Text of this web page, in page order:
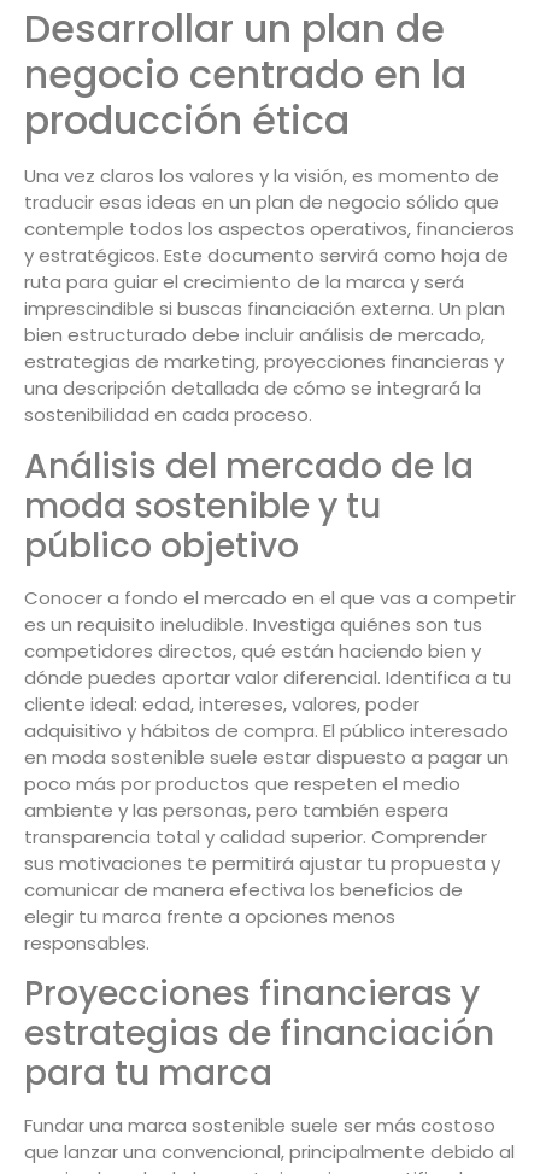
Desarrollar un plan de
negocio centrado en la
producción ética
Una vez claros los valores y la visión, es momento de
traducir esas ideas en un plan de negocio sólido que
contemple todos los aspectos operativos, financieros
y estratégicos. Este documento servirá como hoja de
ruta para guiar el crecimiento de la marca y será
imprescindible si buscas financiación externa. Un plan
bien estructurado debe incluir análisis de mercado,
estrategias de marketing, proyecciones financieras y
una descripción detallada de cómo se integrará la
sostenibilidad en cada proceso.
Análisis del mercado de la
moda sostenible y tu
público objetivo
Conocer a fondo el mercado en el que vas a competir
es un requisito ineludible. Investiga quiénes son tus
competidores directos, qué están haciendo bien y
dónde puedes aportar valor diferencial. Identifica a tu
cliente ideal: edad, intereses, valores, poder
adquisitivo y hábitos de compra. El público interesado
en moda sostenible suele estar dispuesto a pagar un
poco más por productos que respeten el medio
ambiente y las personas, pero también espera
transparencia total y calidad superior. Comprender
sus motivaciones te permitirá ajustar tu propuesta y
comunicar de manera efectiva los beneficios de
elegir tu marca frente a opciones menos
responsables.
Proyecciones financieras y
estrategias de financiación
para tu marca
Fundar una marca sostenible suele ser más costoso
que lanzar una convencional, principalmente debido al